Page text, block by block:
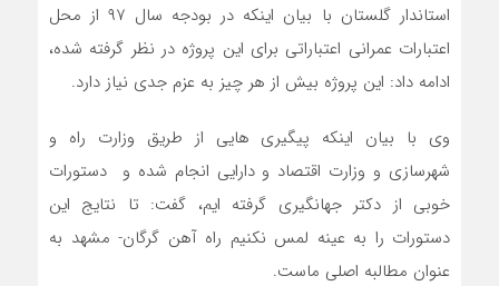
استاندار گلستان با بیان اینکه در بودجه سال ۹۷ از محل
اعتبارات عمرانی اعتباراتی برای این پروژه در نظر گرفته شده،
ادامه داد: این پروژه بیش از هر چیز به عزم جدی نیاز دارد.
وی با بیان اینکه پیگیری هایی از طریق وزارت راه و
شهرسازی و وزارت اقتصاد و دارایی انجام شده و دستورات
خوبی از دکتر جهانگیری گرفته ایم، گفت: تا نتایج این
دستورات را به عینه لمس نکنیم راه آهن گرگان- مشهد به
عنوان مطالبه اصلی ماست.